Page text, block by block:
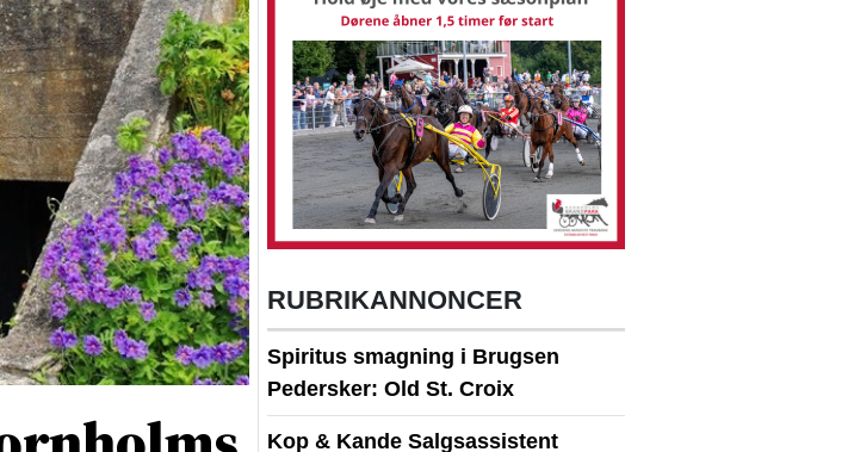
RUBRIKANNONCER
Spiritus smagning i Brugsen
Pedersker: Old St. Croix
Kop & Kande Salgsassistent